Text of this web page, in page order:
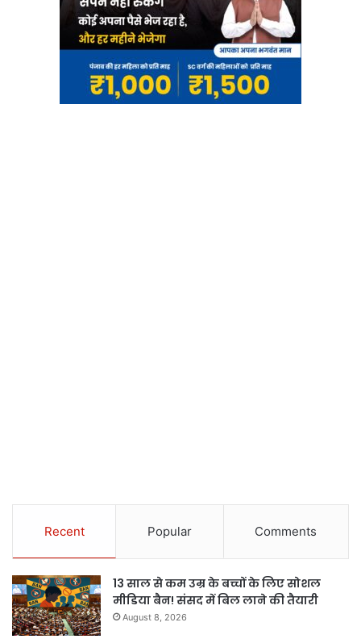
Recent Popular Comments
13 साल से कम उम्र के बच्चों के लिए सोशल
मीडिया बैन! संसद में बिल लाने की तैयारी
August 8, 2026